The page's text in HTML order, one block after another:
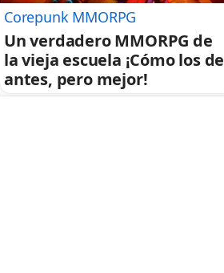
Corepunk MMORPG
Un verdadero MMORPG de
la vieja escuela ¡Cómo los de
antes, pero mejor!